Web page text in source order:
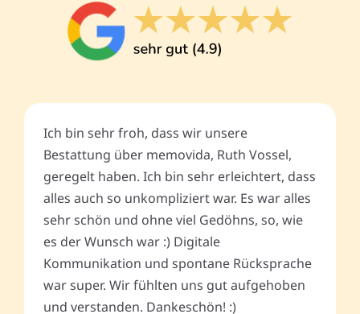
Ich bin sehr froh, dass wir unsere
Bestattung über memovida, Ruth Vossel,
geregelt haben. Ich bin sehr erleichtert, dass
alles auch so unkompliziert war. Es war alles
sehr schön und ohne viel Gedöhns, so, wie
es der Wunsch war :) Digitale
Kommunikation und spontane Rücksprache
war super. Wir fühlten uns gut aufgehoben
und verstanden. Dankeschön! :)